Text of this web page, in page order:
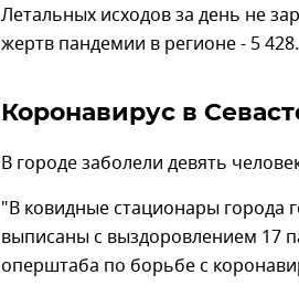
Летальных исходов за день не
жертв пандемии в регионе - 5 428.
Коронавирус в
В городе заболели девять
"В ковидные стационары города
выписаны с выздоровлением 17
оперштаба по борьбе с